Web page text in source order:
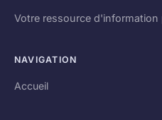
Votre ressource
NAVIGATION
Accueil